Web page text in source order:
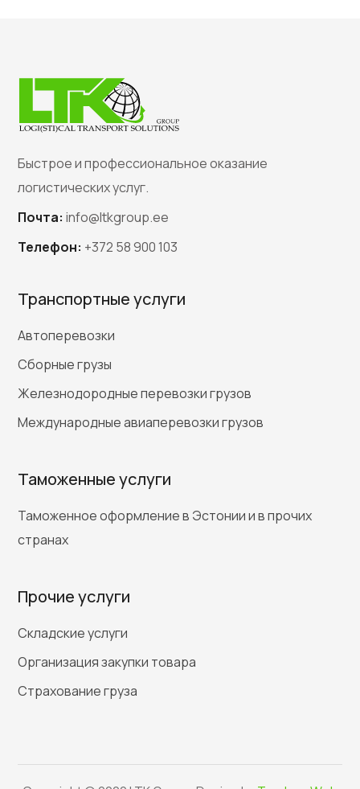
Быстрое и профессиональное оказание
логистических услуг.
Почта: info@ltkgroup.ee
Телефон: +372 58 900 103
Транспортные услуги
Автоперевозки
Сборные грузы
Железнодородные перевозки грузов
Международные авиаперевозки грузов
Таможенные услуги
Таможенное оформление в Эстонии и в прочих
странах
Прочие услуги
Складские услуги
Организация закупки товара
Страхование груза